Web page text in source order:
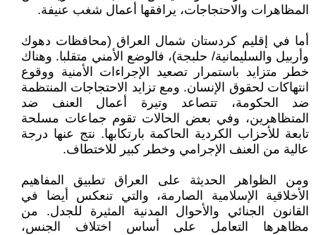
المظاهرات والاحتجاجات، يرافقها أعمال شغب عنيفة.
أما في إقليم كردستان شمال العراق (محافظات دهوك
وأربيل والسليمانية/ حلبجة)، فالوضع الأمني متقلبا. وهناك
خطر متزايد باستمرار تصعيد الإجراءات الأمنية ووقوع
انتهاكات لحقوق الإنسان. ومع تزايد الاحتجاجات المنتظمة
ضد الحكومة، تتصاعد وتيرة أعمال العنف ضد
المتظاهرين، وفي بعض الحالات تقوم جماعات مسلحة
تابعة للأحزاب الكردية الحاكمة بارتكابها. نتج عنها درجة
عالية من العنف الإجرامي وخطر كبير للاختطاف.
ومن الظواهر الحديثة على العراق تطبيق المفاهيم
الأخلاقية الإسلامية الصارمة، والتي تنعكس أيضا في
القانون الجنائي والأحوال المدنية المثيرة للجدل. من
مظاهرها التعامل على أساس اختلاف الجنس،